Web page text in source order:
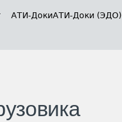
АТИ-ДокиАТИ-Доки (ЭДО)